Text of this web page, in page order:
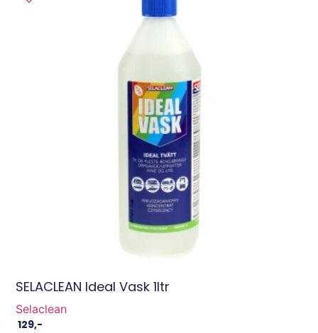
SELACLEAN Ideal Vask 1ltr
Selaclean
129,-